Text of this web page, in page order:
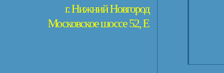
г. Нижний Новгород
Московское шоссе 52, Е